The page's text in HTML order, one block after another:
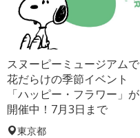
スヌーピーミュージアムで
花だらけの季節イベント
「ハッピー・フラワー」が
開催中！7月3日まで
東京都